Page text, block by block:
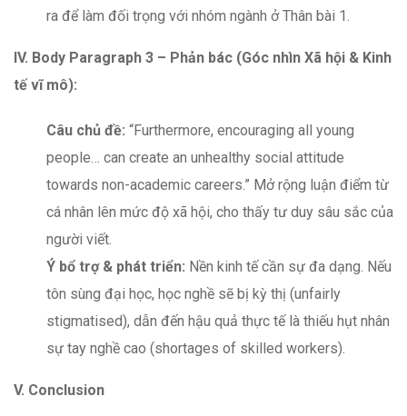
ra để làm đối trọng với nhóm ngành ở Thân bài 1.
IV. Body Paragraph 3 – Phản bác (Góc nhìn Xã hội & Kinh
tế vĩ mô):
Câu chủ đề: “Furthermore, encouraging all young
people… can create an unhealthy social attitude
towards non-academic careers.” Mở rộng luận điểm từ
cá nhân lên mức độ xã hội, cho thấy tư duy sâu sắc của
người viết.
Ý bổ trợ & phát triển: Nền kinh tế cần sự đa dạng. Nếu
tôn sùng đại học, học nghề sẽ bị kỳ thị (unfairly
stigmatised), dẫn đến hậu quả thực tế là thiếu hụt nhân
sự tay nghề cao (shortages of skilled workers).
V. Conclusion